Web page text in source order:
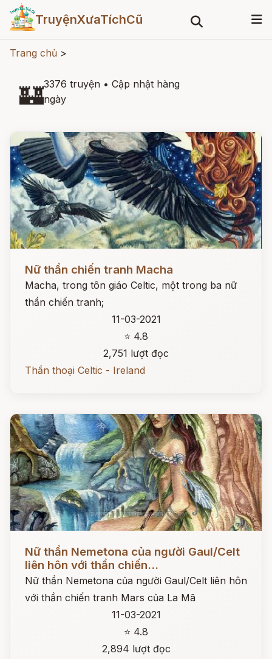
TruyệnXưaTíchCũ
Trang chủ >
🏰3376 truyện • Cập nhật hàng
ngày
Nữ thần chiến tranh Macha
Macha, trong tôn giáo Celtic, một trong ba nữ
thần chiến tranh;
11-03-2021
⭐ 4.8
2,751 lượt đọc
Thần thoại Celtic - Ireland
Nữ thần Nemetona của người Gaul/Celt
liên hôn với thần chiến...
Nữ thần Nemetona của người Gaul/Celt liên hôn
với thần chiến tranh Mars của La Mã
11-03-2021
⭐ 4.8
2,894 lượt đọc